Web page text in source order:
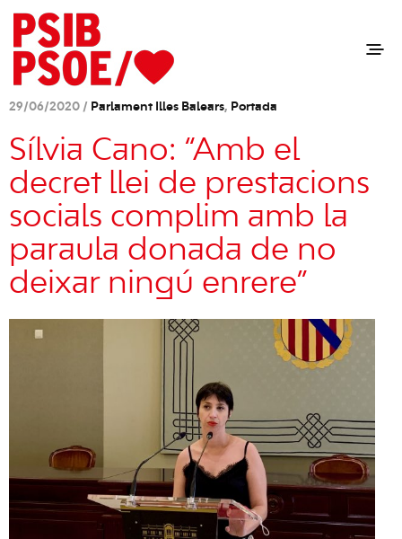
29/06/2020 / Parlament Illes Balears, Portada
Sílvia Cano: “Amb el
decret llei de prestacions
socials complim amb la
paraula donada de no
deixar ningú enrere”